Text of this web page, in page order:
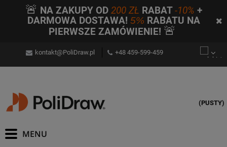
🚨 NA ZAKUPY OD200 ZŁ RABAT-10% +
DARMOWA DOSTAWA! 5% RABATU NA
PIERWSZE ZAMÓWIENIE! 🚨
kontakt@PoliDraw.pl +48 459-599-459
(PUSTY)